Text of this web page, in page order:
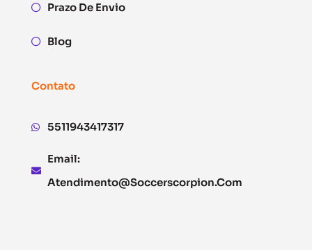
Prazo De Envio
Blog
Contato
5511943417317
Email:
Atendimento@soccerscorpion.com